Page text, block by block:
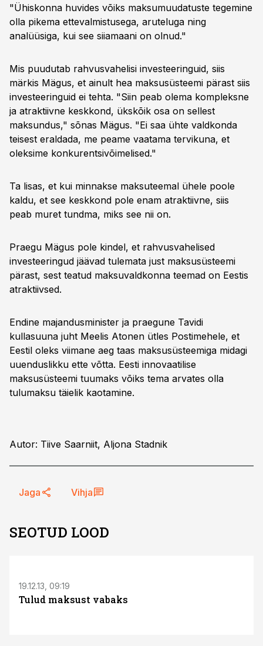
"Ühiskonna huvides võiks maksumuudatuste tegemine
olla pikema ettevalmistusega, aruteluga ning
analüüsiga, kui see siiamaani on olnud."
Mis puudutab rahvusvahelisi investeeringuid, siis
märkis Mägus, et ainult hea maksusüsteemi pärast siis
investeeringuid ei tehta. "Siin peab olema kompleksne
ja atraktiivne keskkond, ükskõik osa on sellest
maksundus," sõnas Mägus. "Ei saa ühte valdkonda
teisest eraldada, me peame vaatama tervikuna, et
oleksime konkurentsivõimelised."
Ta lisas, et kui minnakse maksuteemal ühele poole
kaldu, et see keskkond pole enam atraktiivne, siis
peab muret tundma, miks see nii on.
Praegu Mägus pole kindel, et rahvusvahelised
investeeringud jäävad tulemata just maksusüsteemi
pärast, sest teatud maksuvaldkonna teemad on Eestis
atraktiivsed.
Endine majandusminister ja praegune Tavidi
kullasuuna juht Meelis Atonen ütles Postimehele, et
Eestil oleks viimane aeg taas maksusüsteemiga midagi
uuenduslikku ette võtta. Eesti innovaatilise
maksusüsteemi tuumaks võiks tema arvates olla
tulumaksu täielik kaotamine.
Autor: Tiive Saarniit, Aljona Stadnik
Jaga Vihja
SEOTUD LOOD
19.12.13, 09:19
Tulud maksust vabaks